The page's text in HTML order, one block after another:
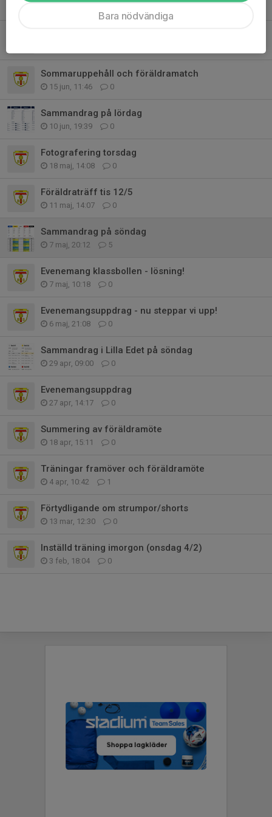
Sommaruppehåll och föräldramatch
15 jun, 11:46 0
Sammandrag på lördag
10 jun, 19:39 0
Fotografering torsdag
18 maj, 14:08 0
Föräldraträff tis 12/5
11 maj, 14:07 0
Sammandrag på söndag
7 maj, 20:12 5
Evenemang klassbollen - lösning!
7 maj, 10:18 0
Evenemangsuppdrag - nu steppar vi upp!
6 maj, 21:08 0
Sammandrag i Lilla Edet på söndag
29 apr, 09:00 0
Evenemangsuppdrag
27 apr, 14:17 0
Summering av föräldramöte
18 apr, 15:11 0
Träningar framöver och föräldramöte
4 apr, 10:42 1
Förtydligande om strumpor/shorts
13 mar, 12:30 0
Inställd träning imorgon (onsdag 4/2)
3 feb, 18:04 0
Bara nödvändiga